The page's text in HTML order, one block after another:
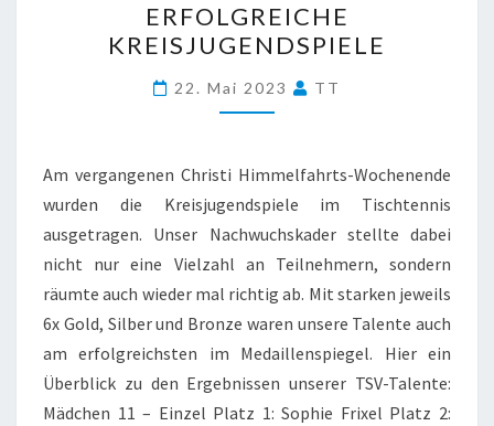
KREISJUGENDSPIELE
ERFOLGREICHE
KREISJUGENDSPIELE
22. Mai 2023 TT
Am vergangenen Christi Himmelfahrts-Wochenende
wurden die Kreisjugendspiele im Tischtennis
ausgetragen. Unser Nachwuchskader stellte dabei
nicht nur eine Vielzahl an Teilnehmern, sondern
räumte auch wieder mal richtig ab. Mit starken jeweils
6x Gold, Silber und Bronze waren unsere Talente auch
am erfolgreichsten im Medaillenspiegel. Hier ein
Überblick zu den Ergebnissen unserer TSV-Talente:
Mädchen 11 – Einzel Platz 1: Sophie Frixel Platz 2: